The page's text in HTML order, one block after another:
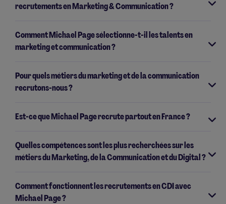
recrutements en Marketing & Communication ?
Comment Michael Page sélectionne-t-il les talents en
marketing et communication ?
Pour quels métiers du marketing et de la communication
recrutons-nous ?
Est-ce que Michael Page recrute partout en France ?
Quelles compétences sont les plus recherchées sur les
métiers du Marketing, de la Communication et du Digital ?
Comment fonctionnent les recrutements en CDI avec
Michael Page ?